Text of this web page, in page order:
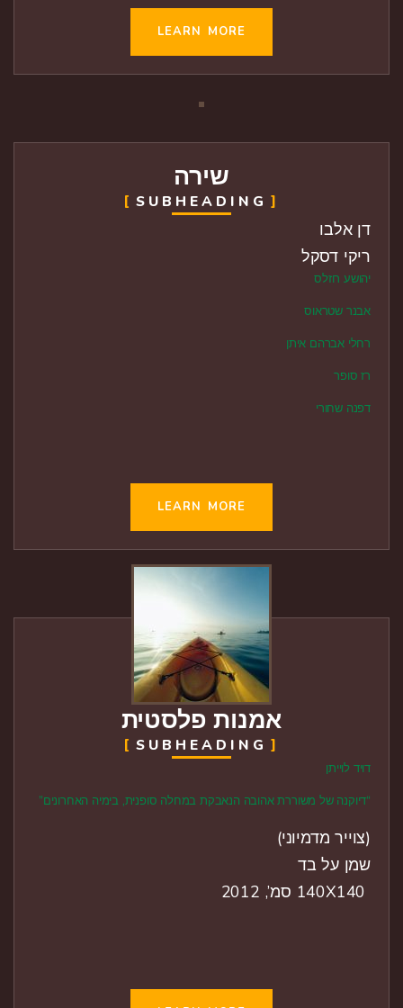
LEARN MORE
שירה
SUBHEADING
דן אלבו
ריקי דסקל
יהושע רוזלס
אבנר שטראוס
רחלי אברהם איתן
רז סופר
דפנה שחורי
LEARN MORE
אמנות פלסטית
SUBHEADING
דויד לוייתן
“דיוקנה של משוררת אהובה הנאבקת במחלה סופנית, בימיה האחרונים”
(צוייר מדמיוני)
שמן על בד